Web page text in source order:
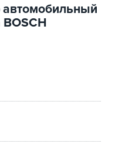
автомобильный